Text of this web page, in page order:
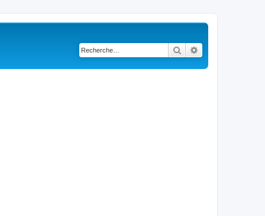
Rechercher